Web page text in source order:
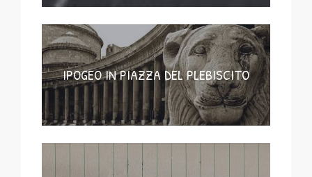
IPOGEO IN PIAZZA DEL PLEBISCITO